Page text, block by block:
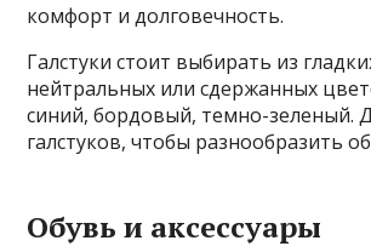
комфорт и долговечность.
Галстуки стоит выбирать из
нейтральных или сдержанных
синий, бордовый, темно-зеленый.
галстуков, чтобы разнообразить
Обувь и аксессуары